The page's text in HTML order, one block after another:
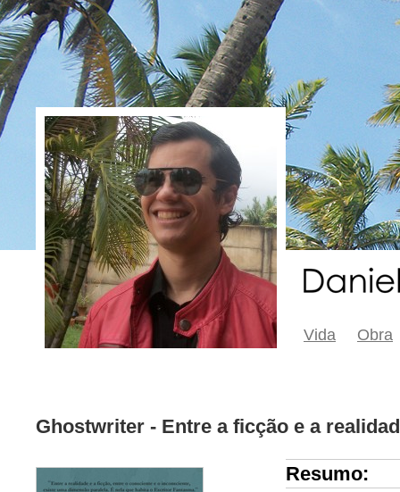
Vida Obra
Ghostwriter - Entre a ficção e a
Resumo: